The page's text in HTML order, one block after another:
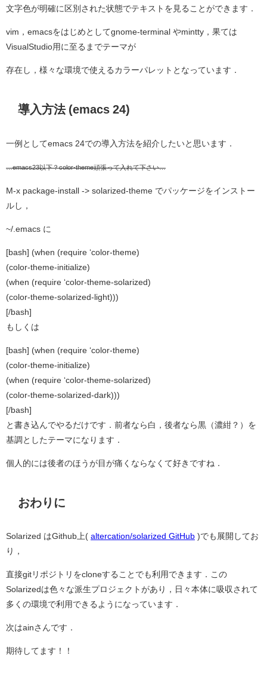
文字色が明確に区別された状態でテキストを見ることができます．
vim，emacsをはじめとしてgnome-terminal やmintty，果ては
VisualStudio用に至るまでテーマが
存在し，様々な環境で使えるカラーパレットとなっています．
導入方法 (emacs 24)
一例としてemacs 24での導入方法を紹介したいと思います．
…emacs23以下？color-theme頑張って入れて下さい…
M-x package-install -> solarized-theme でパッケージをインストー
ルし，
~/.emacs に
[bash] (when (require ‘color-theme)
(color-theme-initialize)
(when (require ‘color-theme-solarized)
(color-theme-solarized-light)))
[/bash]
もしくは
[bash] (when (require ‘color-theme)
(color-theme-initialize)
(when (require ‘color-theme-solarized)
(color-theme-solarized-dark)))
[/bash]
と書き込んでやるだけです．前者なら白，後者なら黒（濃紺？）を
基調としたテーマになります．
個人的には後者のほうが目が痛くならなくて好きですね．
おわりに
Solarized はGithub上( altercation/solarized GitHub )でも展開してお
り，
直接gitリポジトリをcloneすることでも利用できます．この
Solarizedは色々な派生プロジェクトがあり，日々本体に吸収されて
多くの環境で利用できるようになっています．
次はainさんです．
期待してます！！